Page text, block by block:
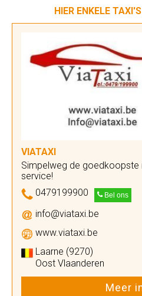
HIER ENKELE
VIATAXI
Simpelweg de
service!
0479199900
Bel ons
info@viataxi.be
www.viataxi.be
Laarne (9270)
Oost Vlaanderen
Meer